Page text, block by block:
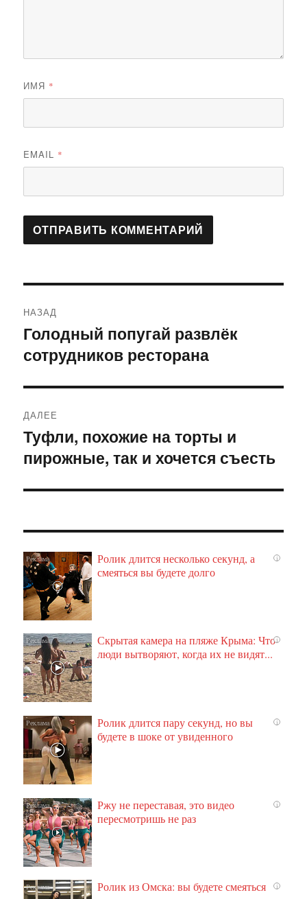
ИМЯ *
EMAIL *
по
записям
НАЗАД
Предыдущая
запись:
Голодный попугай развлёк
сотрудников ресторана
ДАЛЕЕ
Следующая
запись:
Туфли, похожие на торты и
пирожные, так и хочется съесть
i
Ролик длится несколько секунд, а
смеяться вы будете долго
i
Скрытая камера на пляже Крыма: Что
люди вытворяют, когда их не видят...
i
Ролик длится пару секунд, но вы
будете в шоке от увиденного
i
Ржу не переставая, это видео
пересмотришь не раз
i
Ролик из Омска: вы будете смеяться